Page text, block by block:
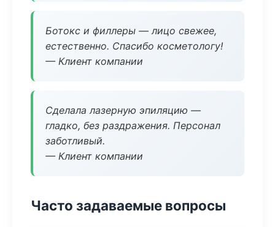
Ботокс и филлеры — лицо свежее,
естественно. Спасибо косметологу!
— Клиент компании
Сделала лазерную эпиляцию —
гладко, без раздражения. Персонал
заботливый.
— Клиент компании
Часто задаваемые вопросы